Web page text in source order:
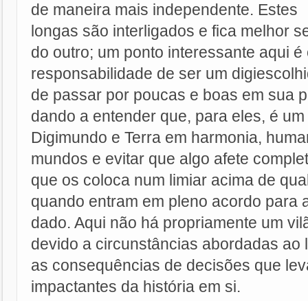
de maneira mais independente. Estes
longas são interligados e fica melhor
do outro; um ponto interessante aqui é
responsabilidade de ser um
de passar por poucas e boas em sua
dando a entender que, para eles, é
Digimundo e Terra em harmonia,
mundos e evitar que algo afete
que os coloca num limiar acima de
quando entram em pleno acordo para
dado. Aqui não há propriamente um
devido a circunstâncias abordadas ao
as consequências de decisões que
impactantes da história em si.